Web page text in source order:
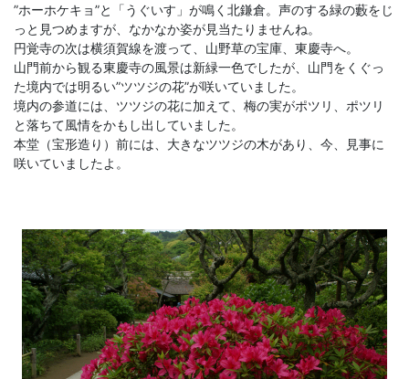
”ホーホケキョ”と「うぐいす」が鳴く北鎌倉。声のする緑の藪をじ
っと見つめますが、なかなか姿が見当たりませんね。
円覚寺の次は横須賀線を渡って、山野草の宝庫、東慶寺へ。
山門前から観る東慶寺の風景は新緑一色でしたが、山門をくぐっ
た境内では明るい”ツツジの花”が咲いていました。
境内の参道には、ツツジの花に加えて、梅の実がポツリ、ポツリ
と落ちて風情をかもし出していました。
本堂（宝形造り）前には、大きなツツジの木があり、今、見事に
咲いていましたよ。